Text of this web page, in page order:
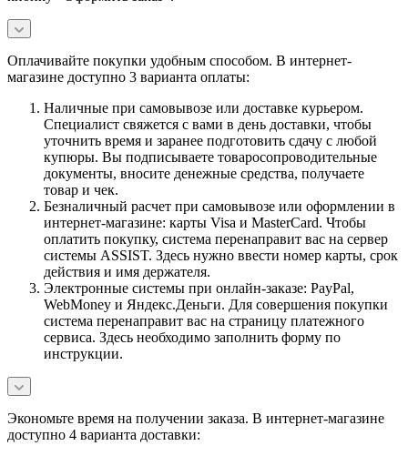
Оплачивайте покупки удобным способом. В интернет-
магазине доступно 3 варианта оплаты:
Наличные при самовывозе или доставке курьером.
Специалист свяжется с вами в день доставки, чтобы
уточнить время и заранее подготовить сдачу с любой
купюры. Вы подписываете товаросопроводительные
документы, вносите денежные средства, получаете
товар и чек.
Безналичный расчет при самовывозе или оформлении в
интернет-магазине: карты Visa и MasterCard. Чтобы
оплатить покупку, система перенаправит вас на сервер
системы ASSIST. Здесь нужно ввести номер карты, срок
действия и имя держателя.
Электронные системы при онлайн-заказе: PayPal,
WebMoney и Яндекс.Деньги. Для совершения покупки
система перенаправит вас на страницу платежного
сервиса. Здесь необходимо заполнить форму по
инструкции.
Экономьте время на получении заказа. В интернет-магазине
доступно 4 варианта доставки: